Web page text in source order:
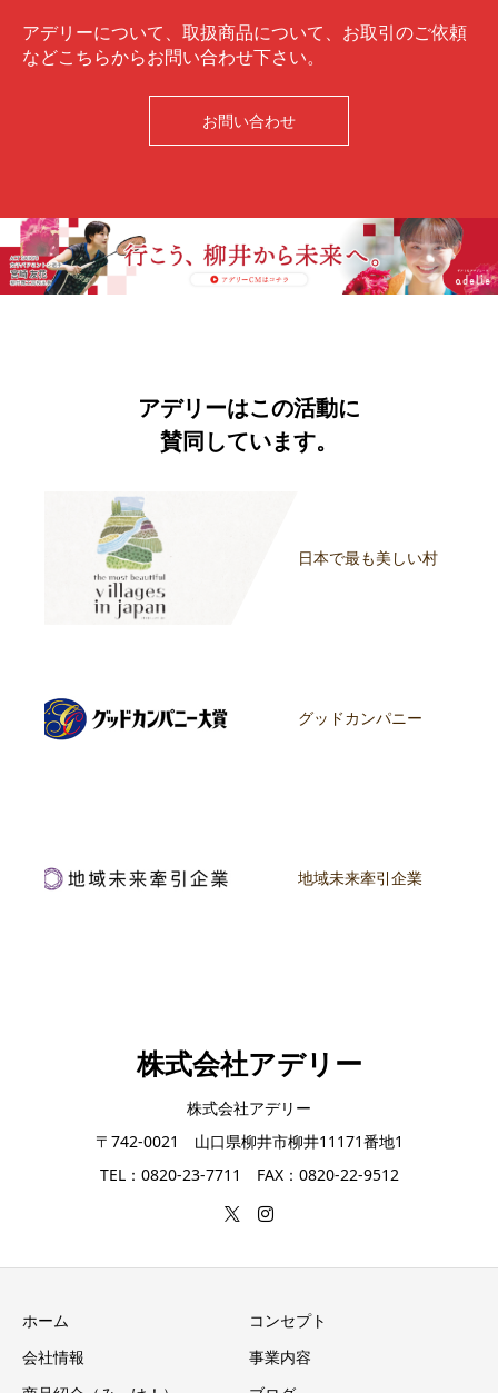
アデリーについて、取扱商品について、お取引のご依頼
などこちらからお問い合わせ下さい。
お問い合わせ
アデリーはこの活動に
賛同しています。
日本で最も美しい村
グッドカンパニー
地域未来牽引企業
株式会社アデリー
株式会社アデリー
〒742-0021 山口県柳井市柳井11171番地1
TEL：0820-23-7711 FAX：0820-22-9512
ホーム
コンセプト
会社情報
事業内容